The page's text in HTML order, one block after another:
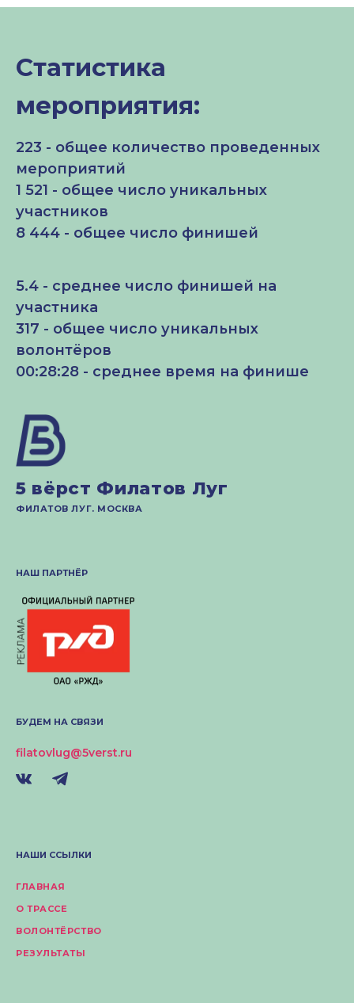
Статистика
мероприятия:
223 - общее количество проведенных
мероприятий
1 521 - общее число уникальных
участников
8 444 - общее число финишей
5.4 - среднее число финишей на
участника
317 - общее число уникальных
волонтёров
00:28:28 - среднее время на финише
5 вёрст Филатов Луг
ФИЛАТОВ ЛУГ. МОСКВА
НАШ ПАРТНЁР
НАШИ ССЫЛКИ
ГЛАВНАЯ
О ТРАССЕ
ВОЛОНТЁРСТВО
РЕЗУЛЬТАТЫ
БУДЕМ НА СВЯЗИ
filatovlug@5verst.ru